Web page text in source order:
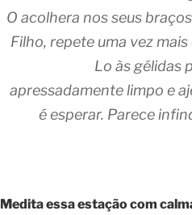
O acolhera nos seus
Filho, repete uma vez
Lo às gélidas
apressadamente limpo e
é esperar. Parece
Medita essa estação com